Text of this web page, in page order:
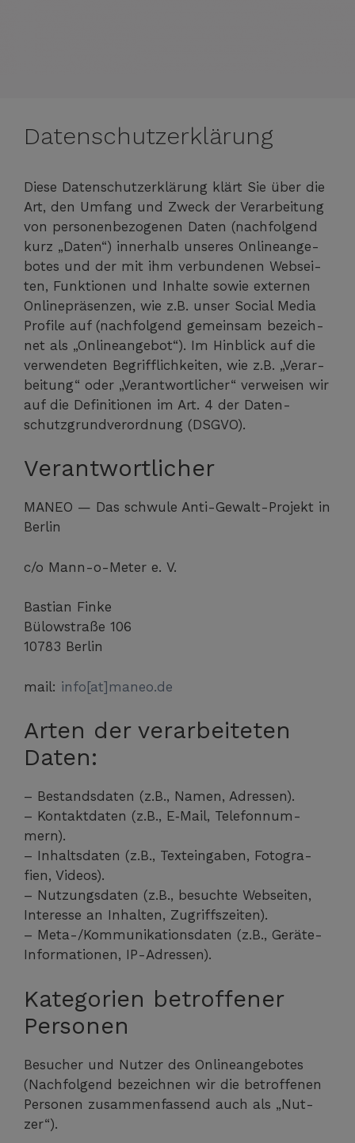
Datenschutzerklärung
Die­se Daten­schutz­er­klä­rung klärt Sie über die
Art, den Umfang und Zweck der Ver­ar­bei­tung
von per­so­nen­be­zo­ge­nen Daten (nach­fol­gend
kurz „Daten“) inner­halb unse­res Online­an­ge­
bo­tes und der mit ihm ver­bun­de­nen Web­sei­
ten, Funk­tio­nen und Inhal­te sowie exter­nen
Online­prä­sen­zen, wie z.B. unser Social Media
Pro­fi­le auf (nach­fol­gend gemein­sam bezeich­
net als „Online­an­ge­bot“). Im Hin­blick auf die
ver­wen­de­ten Begriff­lich­kei­ten, wie z.B. „Ver­ar­
bei­tung“ oder „Ver­ant­wort­li­cher“ ver­wei­sen wir
auf die Defi­ni­tio­nen im Art. 4 der Daten­
schutz­grund­ver­ord­nung (DSGVO).
Verantwortlicher
MANEO — Das schwu­le Anti-Gewalt-Pro­jekt in
Berlin
c/o Mann-o-Meter e. V.
Bas­ti­an Fin­ke
Bülow­stra­ße 106
10783 Ber­lin
mail: info[at]maneo.de
Arten der verarbeiteten
Daten:
– Bestands­da­ten (z.B., Namen, Adres­sen).
– Kon­takt­da­ten (z.B., E‑Mail, Tele­fon­num­
mern).
– Inhalts­da­ten (z.B., Text­ein­ga­ben, Foto­gra­
fien, Vide­os).
– Nut­zungs­da­ten (z.B., besuch­te Web­sei­ten,
Inter­es­se an Inhal­ten, Zugriffs­zei­ten).
– Meta-/Kom­mu­ni­ka­ti­ons­da­ten (z.B., Gerä­te-
Infor­ma­tio­nen, IP-Adressen).
Kategorien betroffener
Personen
Besu­cher und Nut­zer des Online­an­ge­bo­tes
(Nach­fol­gend bezeich­nen wir die betrof­fe­nen
Per­so­nen zusam­men­fas­send auch als „Nut­
zer“).